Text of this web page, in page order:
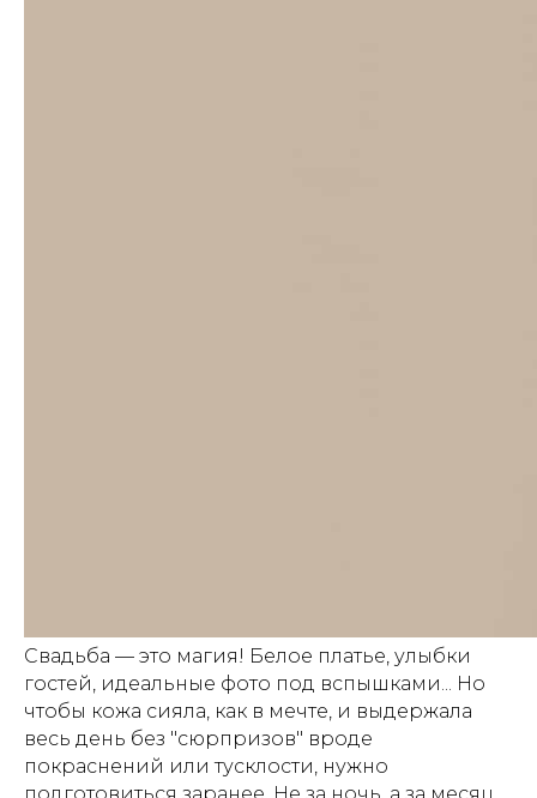
Свадьба — это магия! Белое платье, улыбки
гостей, идеальные фото под вспышками... Но
чтобы кожа сияла, как в мечте, и выдержала
весь день без "сюрпризов" вроде
покраснений или тусклости, нужно